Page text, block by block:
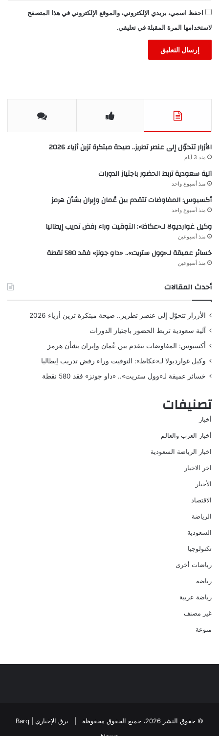
احفظ اسمي، بريدي الإلكتروني، والموقع الإلكتروني في هذا المتصفح
لاستخدامها المرة المقبلة في تعليقي.
الأزرار تتحوّل إلى عنصر تطريز.. صيحة مبتكرة تزين أزياء 2026
منذ 3 أيام
آلية سعودية تربط الحضور باجتياز الدورات
منذ أسبوع واحد
أكسيوس: المفاوضات تتقدم بين عُمان وإيران بشأن هرمز
منذ أسبوع واحد
وكيل غوارديولا لـ«عكاظ»: التوقيت وراء رفض تدريب إيطاليا
منذ أسبوعين
خسائر عميقة لـ«وول ستريت».. «داو جونز» فقد 580 نقطة
منذ أسبوعين
أحدث المقالات
الأزرار تتحوّل إلى عنصر تطريز.. صيحة مبتكرة تزين أزياء 2026
آلية سعودية تربط الحضور باجتياز الدورات
أكسيوس: المفاوضات تتقدم بين عُمان وإيران بشأن هرمز
وكيل غوارديولا لـ«عكاظ»: التوقيت وراء رفض تدريب إيطاليا
خسائر عميقة لـ«وول ستريت».. «داو جونز» فقد 580 نقطة
تصنيفات
أخبار
أخبار العرب والعالم
اخبار الرياضة السعودية
اخر الاخبار
الأخبار
الاقتصاد
الرياضة
السعودية
تكنولوجيا
رياضات أخرى
رياضة
رياضة عربية
غير مصنف
منوعة
© حقوق النشر 2026، جميع الحقوق محفوظة |
برق الإخباري | Barq